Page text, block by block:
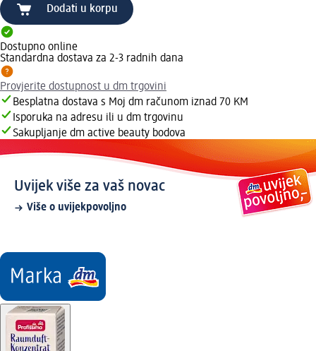
Dodati u korpu
Dostupno online
Standardna dostava za 2-3 radnih dana
Provjerite dostupnost u dm trgovini
Besplatna dostava s Moj dm računom iznad 70 KM
Isporuka na adresu ili u dm trgovinu
Sakupljanje dm active beauty bodova
Uvijek više za vaš novac
Više o uvijekpovoljno